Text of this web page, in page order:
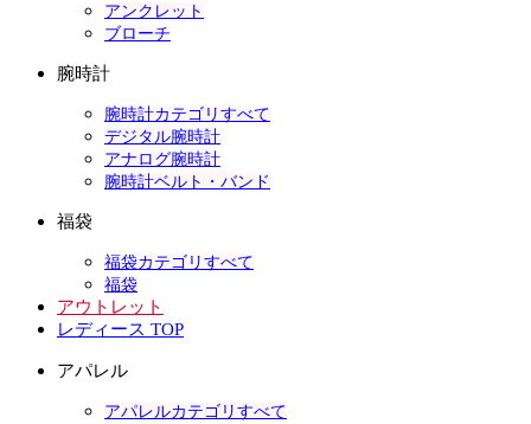
アンクレット
ブローチ
腕時計
腕時計カテゴリすべて
デジタル腕時計
アナログ腕時計
腕時計ベルト・バンド
福袋
福袋カテゴリすべて
福袋
アウトレット
レディース TOP
アパレル
アパレルカテゴリすべて